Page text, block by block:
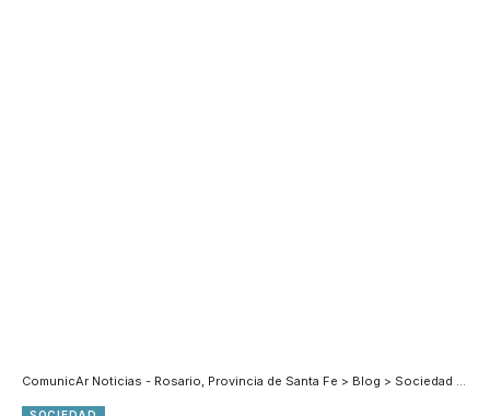
ComunicAr Noticias - Rosario, Provincia de Santa Fe > Blog > Sociedad